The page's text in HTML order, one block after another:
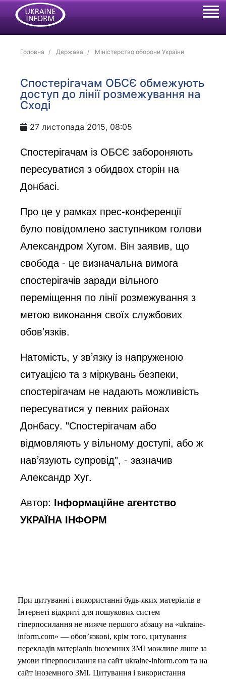
Головна Держава Міністерство оборони України
Спостерігачам ОБСЄ обмежують
доступ до лінії розмежування на
Сході
27 листопада 2015, 08:05
Спостерігачам із ОБСЄ забороняють
пересуватися з обидвох сторін на
Донбасі.
Про це у рамках прес-конференції
було повідомлено заступником голови
Александром Хугом. Він заявив, що
свобода - це визначальна вимога
спостерігачів заради вільного
переміщення по лінії розмежування з
метою виконання своїх службових
обов’язків.
Натомість, у зв’язку із напруженою
ситуацією та з міркувань безпеки,
спостерігачам не надають можливість
пересуватися у певних районах
Донбасу. "Спостерігачам або
відмовляють у вільному доступі, або ж
нав’язують супровід", - зазначив
Александр Хуг.
Автор: Інформаційне агентство
УКРАЇНА ІНФОРМ
При цитуванні і використанні будь-яких матеріалів в
Інтернеті відкриті для пошукових систем
гіперпосилання не нижче першого абзацу на «ukraine-
inform.com» — обов’язкові, крім того, цитування
перекладів матеріалів іноземних ЗМІ можливе лише за
умови гіперпосилання на сайт ukraine-inform.com та на
сайт іноземного ЗМІ. Цитування і використання